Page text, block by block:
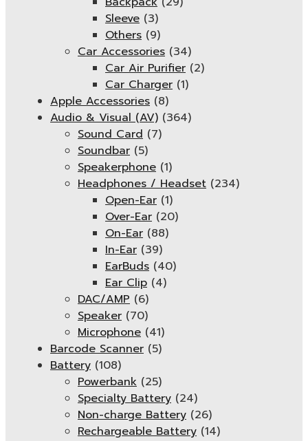
Sleeve (3)
Others (9)
Car Accessories (34)
Car Air Purifier (2)
Car Charger (1)
Apple Accessories (8)
Audio & Visual (AV) (364)
Sound Card (7)
Soundbar (5)
Speakerphone (1)
Headphones / Headset (234)
Open-Ear (1)
Over-Ear (20)
On-Ear (88)
In-Ear (39)
EarBuds (40)
Ear Clip (4)
DAC/AMP (6)
Speaker (70)
Microphone (41)
Barcode Scanner (5)
Battery (108)
Powerbank (25)
Specialty Battery (24)
Non-charge Battery (26)
Rechargeable Battery (14)